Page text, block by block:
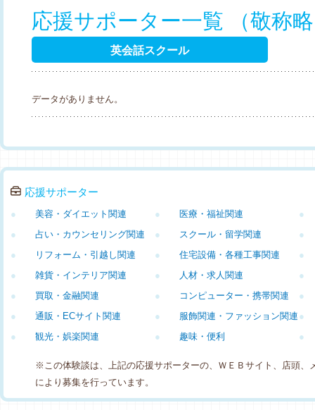
応援サポーター一覧 （敬称
英会話スクール
データがありません。
応援サポーター
美容・ダイエット関連
● 医療・福祉関連
●
●
占い・カウンセリング関連
● スクール・留学関連
●
●
リフォーム・引越し関連
● 住宅設備・各種工事関連
●
●
雑貨・インテリア関連
● 人材・求人関連
●
●
買取・金融関連
● コンピューター・携帯関連
●
●
通販・ECサイト関連
● 服飾関連・ファッション関連
●
●
観光・娯楽関連
● 趣味・便利
● ●
※この体験談は、上記の応援サポーターの、ＷＥＢサイト、店頭、
により募集を行っています。